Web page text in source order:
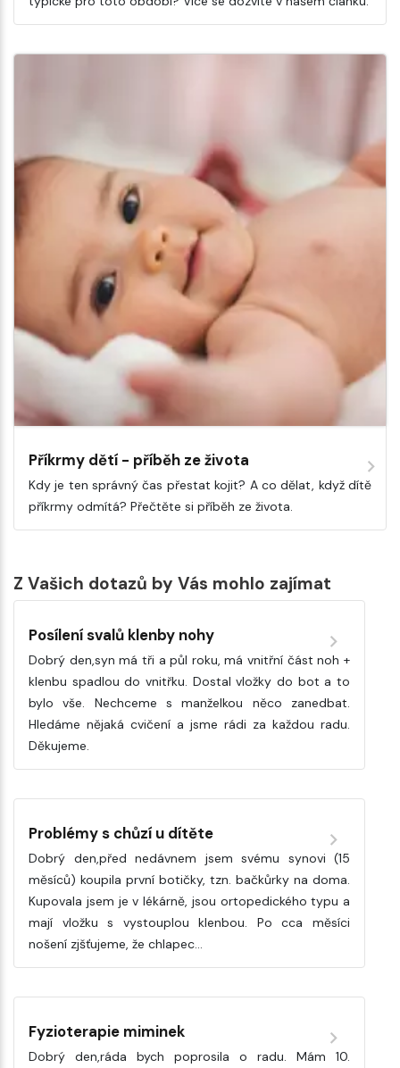
Příkrmy dětí - příběh ze života
Kdy je ten správný čas přestat kojit? A co dělat, když dítě
příkrmy odmítá? Přečtěte si příběh ze života.
Z Vašich dotazů by Vás mohlo zajímat
Posílení svalů klenby nohy
Dobrý den,syn má tři a půl roku, má vnitřní část noh +
klenbu spadlou do vnitřku. Dostal vložky do bot a to
bylo vše. Nechceme s manželkou něco zanedbat.
Hledáme nějaká cvičení a jsme rádi za každou radu.
Děkujeme.
Problémy s chůzí u dítěte
Dobrý den,před nedávnem jsem svému synovi (15
měsíců) koupila první botičky, tzn. bačkůrky na doma.
Kupovala jsem je v lékárně, jsou ortopedického typu a
mají vložku s vystouplou klenbou. Po cca měsíci
nošení zjšťujeme, že chlapec…
Fyzioterapie miminek
Dobrý den,ráda bych poprosila o radu. Mám 10.